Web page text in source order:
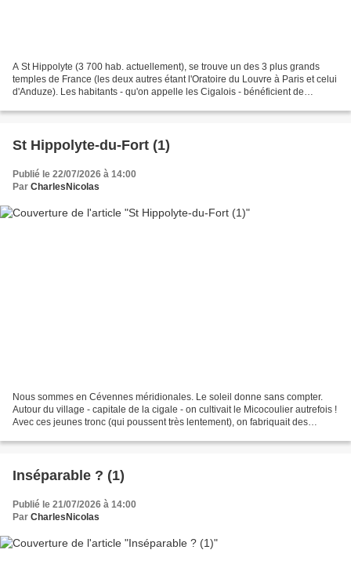
A St Hippolyte (3 700 hab. actuellement), se trouve un des 3 plus grands
temples de France (les deux autres étant l'Oratoire du Louvre à Paris et celui
d'Anduze). Les habitants - qu'on appelle les Cigalois - bénéficient de
St Hippolyte-du-Fort (1)
Publié le 22/07/2026 à 14:00
Par CharlesNicolas
Nous sommes en Cévennes méridionales. Le soleil donne sans compter.
Autour du village - capitale de la cigale - on cultivait le Micocoulier autrefois !
Avec ces jeunes tronc (qui poussent très lentement), on fabriquait des
Inséparable ? (1)
Publié le 21/07/2026 à 14:00
Par CharlesNicolas